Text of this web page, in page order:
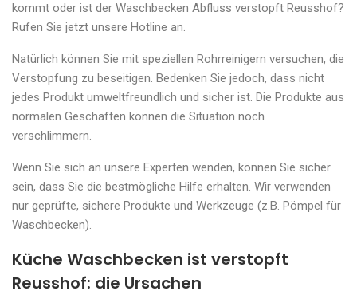
kommt oder ist der Waschbecken Abfluss verstopft Reusshof?
Rufen Sie jetzt unsere Hotline an.
Natürlich können Sie mit speziellen Rohrreinigern versuchen, die
Verstopfung zu beseitigen. Bedenken Sie jedoch, dass nicht
jedes Produkt umweltfreundlich und sicher ist. Die Produkte aus
normalen Geschäften können die Situation noch
verschlimmern.
Wenn Sie sich an unsere Experten wenden, können Sie sicher
sein, dass Sie die bestmögliche Hilfe erhalten. Wir verwenden
nur geprüfte, sichere Produkte und Werkzeuge (z.B. Pömpel für
Waschbecken).
Küche Waschbecken ist verstopft
Reusshof: die Ursachen